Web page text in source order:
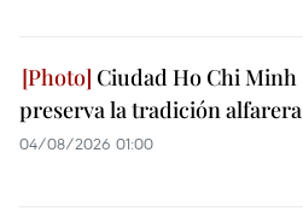
Ciudad Ho Chi Minh
preserva la tradición alfarera
04/08/2026 01:00